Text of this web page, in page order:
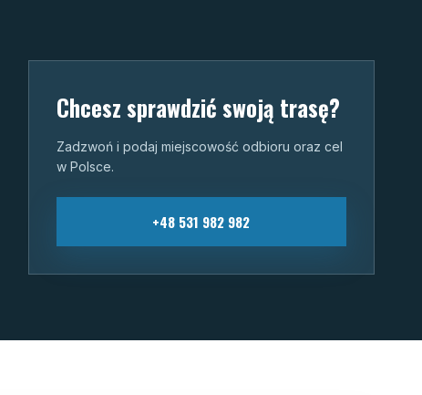
Chcesz sprawdzić swoją trasę?
Zadzwoń i podaj miejscowość odbioru oraz cel
w Polsce.
+48 531 982 982